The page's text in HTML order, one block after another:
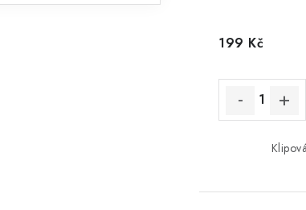
k
t
ů
199 Kč